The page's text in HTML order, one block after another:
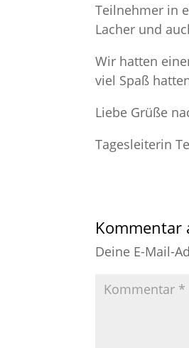
Teilnehmer in
Lacher und
Wir hatten
viel Spaß
Liebe Grüße
Tagesleiterin
Kommentar
Deine E-Mail-